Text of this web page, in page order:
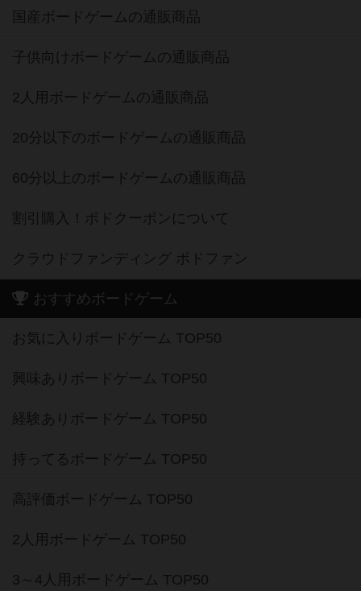
国産ボードゲームの通販商品
子供向けボードゲームの通販商品
2人用ボードゲームの通販商品
20分以下のボードゲームの通販商品
60分以上のボードゲームの通販商品
割引購入！ボドクーポンについて
クラウドファンディング ボドファン
おすすめボードゲーム
お気に入りボードゲーム TOP50
興味ありボードゲーム TOP50
経験ありボードゲーム TOP50
持ってるボードゲーム TOP50
高評価ボードゲーム TOP50
2人用ボードゲーム TOP50
3～4人用ボードゲーム TOP50